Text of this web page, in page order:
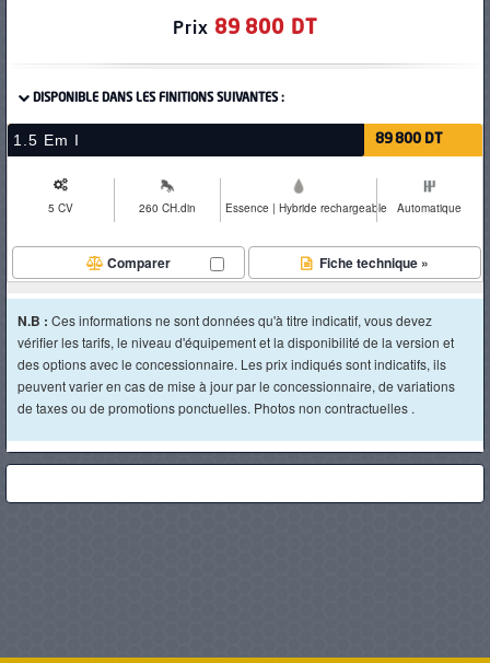
Prix 89 800 DT
DISPONIBLE DANS LES FINITIONS SUIVANTES :
1.5 Em I 89 800 DT
5 CV 260 CH.din Essence | Hybride rechargeable Automatique
Fiche technique »
Comparer
N.B : Ces informations ne sont données qu'à titre indicatif, vous devez
vérifier les tarifs, le niveau d'équipement et la disponibilité de la version et
des options avec le concessionnaire. Les prix indiqués sont indicatifs, ils
peuvent varier en cas de mise à jour par le concessionnaire, de variations
de taxes ou de promotions ponctuelles. Photos non contractuelles .